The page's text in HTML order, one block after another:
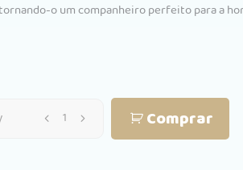
o um companheiro perfeito para a
Comprar